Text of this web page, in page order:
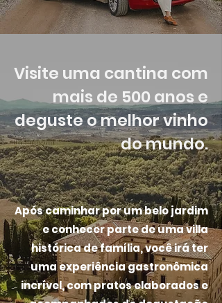
Visite uma cantina com
mais de 500 anos e
deguste o melhor vinho
do mundo.
Após caminhar por um belo jardim
e conhecer parte de uma villa
histórica de família, você irá ter
uma experiência gastronômica
incrível, com pratos elaborados e